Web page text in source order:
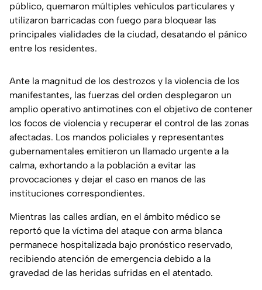
público, quemaron múltiples vehículos particulares y
utilizaron barricadas con fuego para bloquear las
principales vialidades de la ciudad, desatando el pánico
entre los residentes.
Ante la magnitud de los destrozos y la violencia de los
manifestantes, las fuerzas del orden desplegaron un
amplio operativo antimotines con el objetivo de contener
los focos de violencia y recuperar el control de las zonas
afectadas. Los mandos policiales y representantes
gubernamentales emitieron un llamado urgente a la
calma, exhortando a la población a evitar las
provocaciones y dejar el caso en manos de las
instituciones correspondientes.
Mientras las calles ardían, en el ámbito médico se
reportó que la víctima del ataque con arma blanca
permanece hospitalizada bajo pronóstico reservado,
recibiendo atención de emergencia debido a la
gravedad de las heridas sufridas en el atentado.